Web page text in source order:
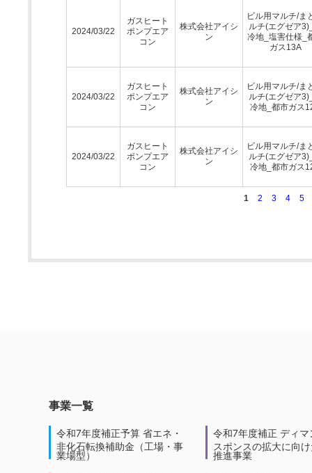
2024/03/22
ガスヒート
ポンプエア
コン
株式会社アイシ
ン
ビル用マルチ/ま
ルチ(エグゼア
冷地_塩害仕様_
ガス13A
2024/03/22
ガスヒート
ポンプエア
コン
株式会社アイシ
ン
ビル用マルチ/ま
ルチ(エグゼア
冷地_都市ガス
2024/03/22
ガスヒート
ポンプエア
コン
株式会社アイシ
ン
ビル用マルチ/ま
ルチ(エグゼア
冷地_都市ガス
1 2 3 4 5
事業一覧
令和7年度補正予算 省エネ・
非化石転換補助金（工場・事
業場型）
令和7年度補正 ディマ
スポンスの拡大に向
推進事業